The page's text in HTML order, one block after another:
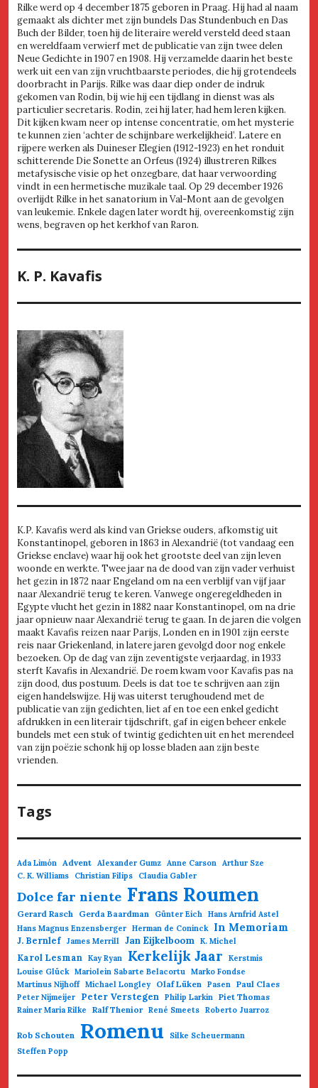
Rilke werd op 4 december 1875 geboren in Praag. Hij had al naam
gemaakt als dichter met zijn bundels Das Stundenbuch en Das
Buch der Bilder, toen hij de literaire wereld versteld deed staan
en wereldfaam verwierf met de publicatie van zijn twee delen
Neue Gedichte in 1907 en 1908. Hij verzamelde daarin het beste
werk uit een van zijn vruchtbaarste periodes, die hij grotendeels
doorbracht in Parijs. Rilke was daar diep onder de indruk
gekomen van Rodin, bij wie hij een tijdlang in dienst was als
particulier secretaris. Rodin, zei hij later, had hem leren kijken.
Dit kijken kwam neer op intense concentratie, om het mysterie
te kunnen zien ‘achter de schijnbare werkelijkheid’. Latere en
rijpere werken als Duineser Elegien (1912-1923) en het ronduit
schitterende Die Sonette an Orfeus (1924) illustreren Rilkes
metafysische visie op het onzegbare, dat haar verwoording
vindt in een hermetische muzikale taal. Op 29 december 1926
overlijdt Rilke in het sanatorium in Val-Mont aan de gevolgen
van leukemie. Enkele dagen later wordt hij, overeenkomstig zijn
wens, begraven op het kerkhof van Raron.
K. P. Kavafis
K.P. Kavafis werd als kind van Griekse ouders, afkomstig uit
Konstantinopel, geboren in 1863 in Alexandrië (tot vandaag een
Griekse enclave) waar hij ook het grootste deel van zijn leven
woonde en werkte. Twee jaar na de dood van zijn vader verhuist
het gezin in 1872 naar Engeland om na een verblijf van vijf jaar
naar Alexandrië terug te keren. Vanwege ongeregeldheden in
Egypte vlucht het gezin in 1882 naar Konstantinopel, om na drie
jaar opnieuw naar Alexandrië terug te gaan. In de jaren die volgen
maakt Kavafis reizen naar Parijs, Londen en in 1901 zijn eerste
reis naar Griekenland, in latere jaren gevolgd door nog enkele
bezoeken. Op de dag van zijn zeventigste verjaardag, in 1933
sterft Kavafis in Alexandrië. De roem kwam voor Kavafis pas na
zijn dood, dus postuum. Deels is dat toe te schrijven aan zijn
eigen handelswijze. Hij was uiterst terughoudend met de
publicatie van zijn gedichten, liet af en toe een enkel gedicht
afdrukken in een literair tijdschrift, gaf in eigen beheer enkele
bundels met een stuk of twintig gedichten uit en het merendeel
van zijn poëzie schonk hij op losse bladen aan zijn beste
vrienden.
Tags
Ada Limón Advent Alexander Gumz Anne Carson
Arthur Sze
C. K. Williams
Christian Filips Claudia Gabler
Dolce far niente Frans Roumen
Gerard Rasch Gerda Baardman Günter Eich
Hans Arnfrid Astel
Hans Magnus Enzensberger Herman de Coninck In Memoriam
J. Bernlef James Merrill Jan Eijkelboom K. Michel
Karol Lesman Kay Ryan Kerkelijk Jaar
Kerstmis
Louise Glück Mariolein Sabarte Belacortu
Marko Fondse
Martinus Nijhoff Michael Longley Olaf Lüken Pasen Paul Claes
Peter Nijmeijer Peter Verstegen Philip Larkin Piet Thomas
Rainer Maria Rilke Ralf Thenior René Smeets Roberto Juarroz
Rob Schouten Romenu
Silke Scheuermann
Steffen Popp